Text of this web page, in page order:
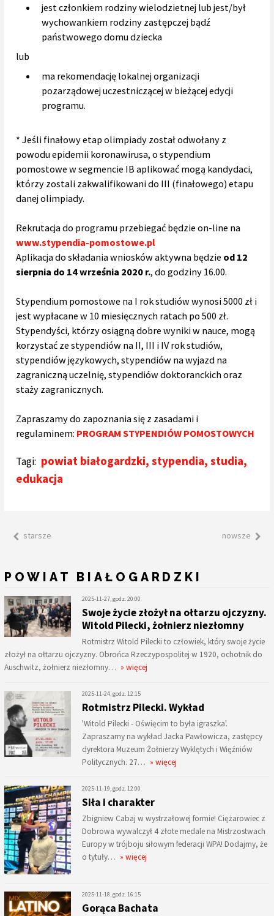
jest członkiem rodziny wielodzietnej lub jest/był
wychowankiem rodziny zastępczej bądź
państwowego domu dziecka
lub
ma rekomendację lokalnej organizacji
pozarządowej uczestniczącej w bieżącej edycji
programu.
* Jeśli finałowy etap olimpiady został odwołany z
powodu epidemii koronawirusa, o stypendium
pomostowe w segmencie IB aplikować mogą kandydaci,
którzy zostali zakwalifikowani do III (finałowego) etapu
danej olimpiady.
Rekrutacja do programu przebiegać będzie on-line na
www.stypendia-pomostowe.pl
Aplikacja do składania wniosków aktywna będzie od 12
sierpnia do 14 września 2020 r., do godziny 16.00.
Stypendium pomostowe na I rok studiów wynosi 5000 zł i
jest wypłacane w 10 miesięcznych ratach po 500 zł.
Stypendyści, którzy osiągną dobre wyniki w nauce, mogą
korzystać ze stypendiów na II, III i IV rok studiów,
stypendiów językowych, stypendiów na wyjazd na
zagraniczną uczelnię, stypendiów doktoranckich oraz
staży zagranicznych.
Zapraszamy do zapoznania się z zasadami i
regulaminem: PROGRAM STYPENDIÓW POMOSTOWYCH
Tagi: powiat białogardzki, stypendia, studia,
edukacja
starsze nowsze
POWIAT BIAŁOGARDZKI
2025-11-27, godz. 20:00
Swoje życie złożył na ołtarzu ojczyzny.
Witold Pilecki, żołnierz niezłomny
Rotmistrz Witold Pilecki to człowiek, który swoje życie
złożył na ołtarzu ojczyzny. Obrońca Rzeczypospolitej w 1920, ochotnik do
Auschwitz, żołnierz niezłomny… » więcej
2025-11-24, godz. 12:15
Rotmistrz Pilecki. Wykład
'Witold Pilecki - Oświęcim to była igraszka'.
Zapraszamy na wykład Jacka Pawłowicza, zastępcy
dyrektora Muzeum Żołnierzy Wyklętych i Więźniów
Politycznych. 27… » więcej
2025-11-19, godz. 12:00
Siła i charakter
Zbigniew Cabaj w wystrzałowej formie! Ciężarowiec z
Dobrowa wywalczył 4 złote medale na Mistrzostwach
Europy w trójboju siłowym federacji WPA! Dodajmy, że
o tytuły… » więcej
2025-11-18, godz. 16:15
Gorąca Bachata